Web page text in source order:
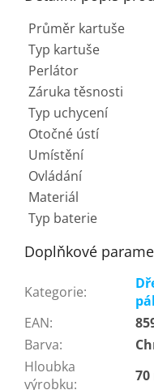
Průměr kartuše
Typ kartuše
Perlátor
Záruka těsnosti
Typ uchycení
Otočné ústí
Umístění
Ovládání
Materiál
Typ baterie
Doplňkové
Kategorie:
EAN:
Barva:
Hloubka
výrobku: